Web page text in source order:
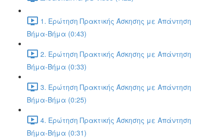
1. Ερώτηση Πρακτικής Άσκησης με Απάντηση
Βήμα-Βήμα (0:43)
2. Ερώτηση Πρακτικής Άσκησης με Απάντηση
Βήμα-Βήμα (0:33)
3. Ερώτηση Πρακτικής Άσκησης με Απάντηση
Βήμα-Βήμα (0:25)
4. Ερώτηση Πρακτικής Άσκησης με Απάντηση
Βήμα-Βήμα (0:31)